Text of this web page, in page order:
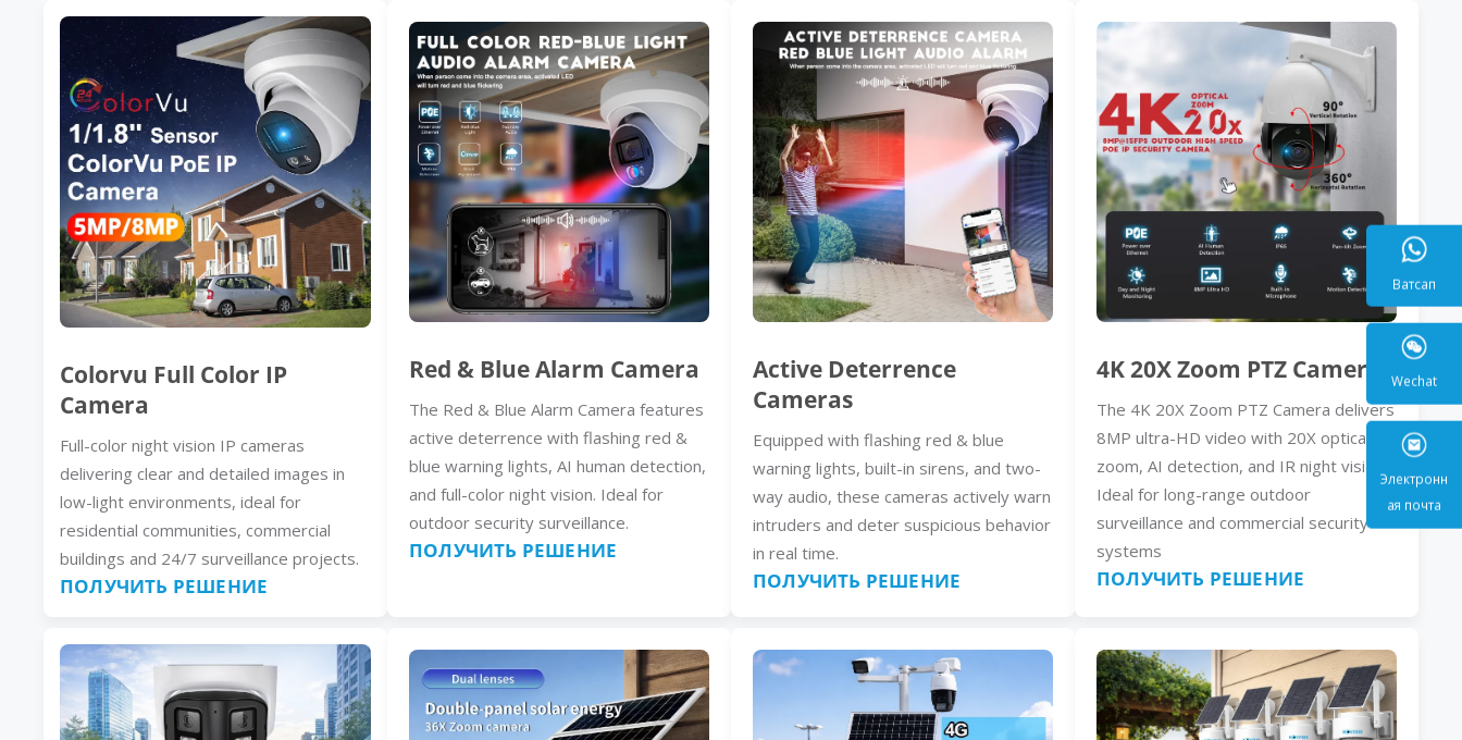
Colorvu Full Color IP
Camera
Full-color night vision IP cameras
delivering clear and detailed images in
low-light environments, ideal for
residential communities, commercial
buildings and 24/7 surveillance projects.
ПОЛУЧИТЬ РЕШЕНИЕ
Red & Blue Alarm Camera
The Red & Blue Alarm Camera features
active deterrence with flashing red &
blue warning lights, AI human detection,
and full-color night vision. Ideal for
outdoor security surveillance.
ПОЛУЧИТЬ РЕШЕНИЕ
Active Deterrence
Cameras
Equipped with flashing red & blue
warning lights, built-in sirens, and two-
way audio, these cameras actively warn
intruders and deter suspicious behavior
in real time.
ПОЛУЧИТЬ РЕШЕНИЕ
4K 20X Zoom PTZ Camera
The 4K 20X Zoom PTZ Camera delivers
8MP ultra-HD video with 20X optical
zoom, AI detection, and IR night vision.
Ideal for long-range outdoor
surveillance and commercial security
systems
ПОЛУЧИТЬ РЕШЕНИЕ